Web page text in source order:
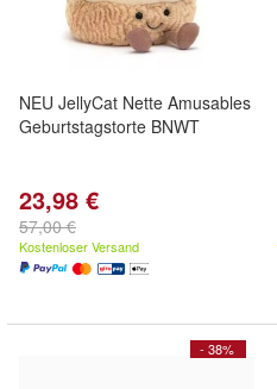
NEU JellyCat Nette Amusables
Geburtstagstorte BNWT
23,98 €
57,00 €
Kostenloser Versand
- 38%